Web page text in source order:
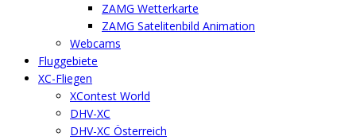
ZAMG Wetterkarte
ZAMG Satelitenbild Animation
Webcams
Fluggebiete
XC-Fliegen
XContest World
DHV-XC
DHV-XC Österreich